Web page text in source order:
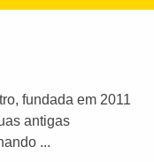
fundada em 2011
antigas
...